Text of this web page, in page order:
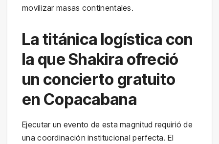
movilizar masas continentales.
La titánica logística con
la que Shakira ofreció
un concierto gratuito
en Copacabana
Ejecutar un evento de esta magnitud requirió de
una coordinación institucional perfecta. El